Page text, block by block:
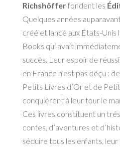
Richshöfferfondent les
Quelques années
créé et lancé aux États-Unis
Books qui avait
succès. Leur espoir de
en France n’est pas déçu :
Petits Livres d’Or et de
conquièrent à leur tour le
Ces livres constituent un
contes, d’aventures et
séduire tous les enfants,